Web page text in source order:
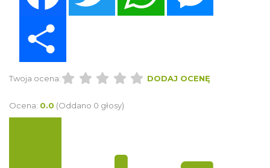
Twoja ocena: DODAJ OCENĘ
Ocena: 0.0 (Oddano 0 głosy)